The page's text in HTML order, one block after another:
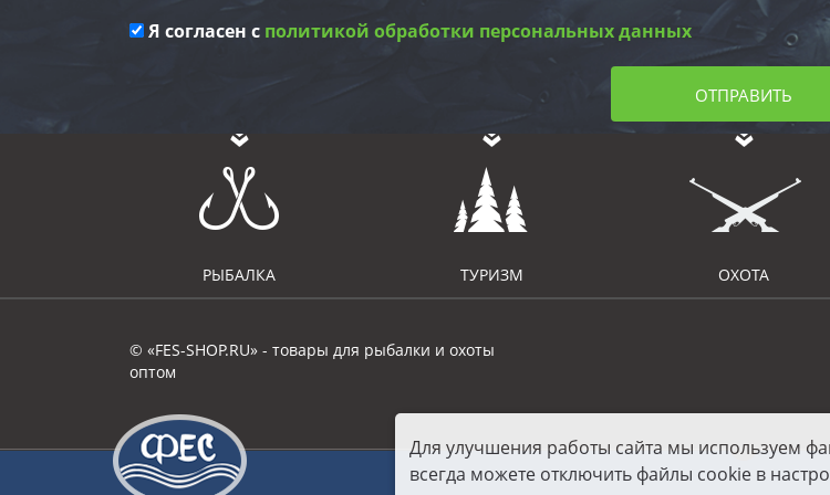
Я согласен с политикой обработки персональных данных
ОТПРАВИТЬ
РЫБАЛКА ТУРИЗМ ОХОТА
© «FES-SHOP.RU» - товары для рыбалки и охоты
оптом
Для улучшения работы сайта мы используем
всегда можете отключить файлы cookie в